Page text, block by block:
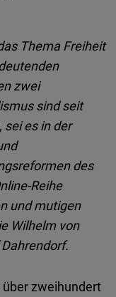
Thema Freiheit
zwei
sind seit
es in der
des
Reihe
und mutigen
Wilhelm von
zweihundert